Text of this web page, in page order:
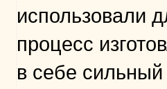
использовали
процесс
в себе